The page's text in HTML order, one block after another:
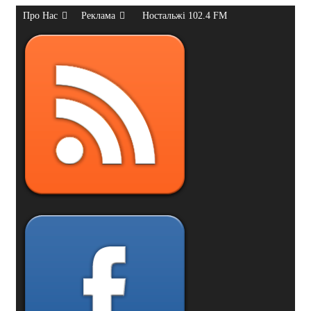
Про Нас Реклама Ностальжі 102.4 FM